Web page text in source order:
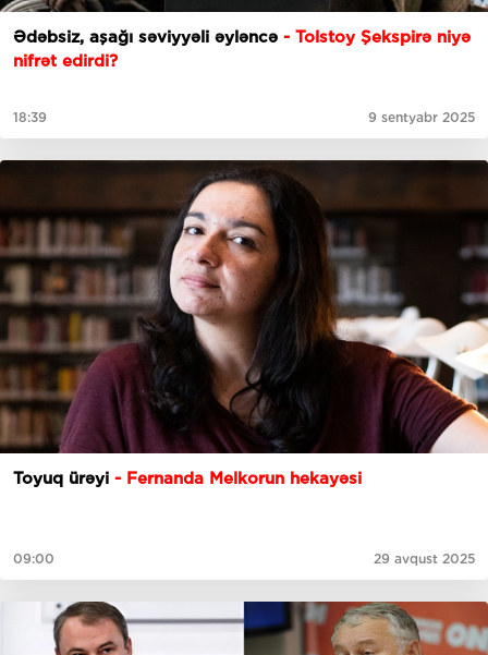
Ədəbsiz, aşağı səviyyəli əyləncə - Tolstoy Şekspirə niyə
nifrət edirdi?
18:39 9 sentyabr 2025
Toyuq ürəyi - Fernanda Melkorun hekayəsi
09:00 29 avqust 2025